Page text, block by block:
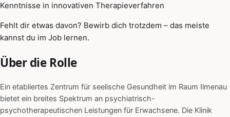
Kenntnisse in innovativen Therapieverfahren
Fehlt dir etwas davon? Bewirb dich trotzdem – das meiste
kannst du im Job lernen.
Über die Rolle
Ein etabliertes Zentrum für seelische Gesundheit im Raum Ilmenau
bietet ein breites Spektrum an psychiatrisch-
psychotherapeutischen Leistungen für Erwachsene. Die Klinik